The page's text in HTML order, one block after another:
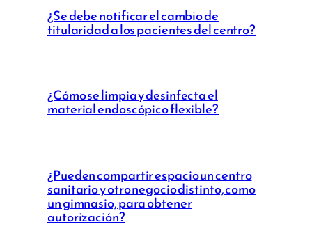
¿Se debe notificar el cambio de
titularidad a los pacientes del centro?
¿Cómo se limpia y desinfecta el
material endoscópico flexible?
¿Pueden compartir espacio un centro
sanitario y otro negocio distinto, como
un gimnasio, para obtener
autorización?